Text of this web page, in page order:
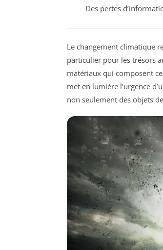
Des pertes
Le changement climatique
particulier pour les trésors
matériaux qui composent
met en lumière l’urgence
non seulement des objets